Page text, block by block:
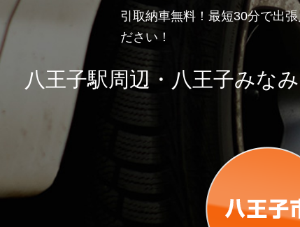
引取納車無料！最短30分で出
ださい！
八王子駅周辺・八王子みな